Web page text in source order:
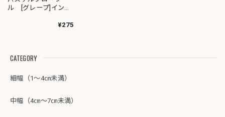
ル [グレープ]インド
¥275
CATEGORY
細幅（1～4㎝未満）
中幅（4㎝～7㎝未満）